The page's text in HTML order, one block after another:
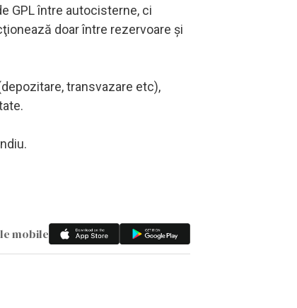
GPL între autocisterne, ci
doar între rezervoare şi
transvazare etc),
mobile